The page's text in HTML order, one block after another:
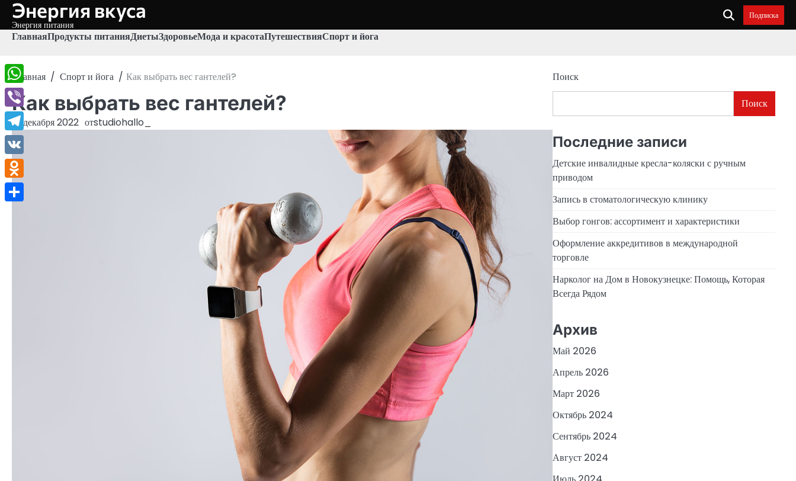
Перейти
содержимому
Энергия вкуса
Энергия питания
Подписка
ГлавнаяПродукты питанияДиетыЗдоровьеМода и красотаПутешествияСпорт и йога
Главная Спорт и йога Как выбрать вес гантелей?
Как выбрать вес гантелей?
10 декабря 2022 отstudiohallo_
Поиск
Поиск
Последние записи
Детские инвалидные кресла-коляски с ручным
приводом
Запись в стоматологическую клинику
Выбор гонгов: ассортимент и характеристики
Оформление аккредитивов в международной
торговле
Нарколог на Дом в Новокузнецке: Помощь, Которая
Всегда Рядом
Архив
Май 2026
Апрель 2026
Март 2026
Октябрь 2024
Сентябрь 2024
Август 2024
WhatsApp
Viber
Telegram
VK
Odnoklassniki